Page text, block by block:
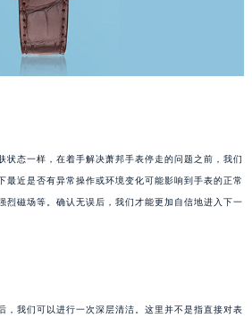
状态一样，在着手解决萧邦手表停走的问题之前，我们
最近是否有异常操作或环境变化可能影响到手表的正常
烈磁场等。确认无误后，我们才能更加自信地进入下一
，我们可以进行一次深层清洁。这里并不是指直接对表